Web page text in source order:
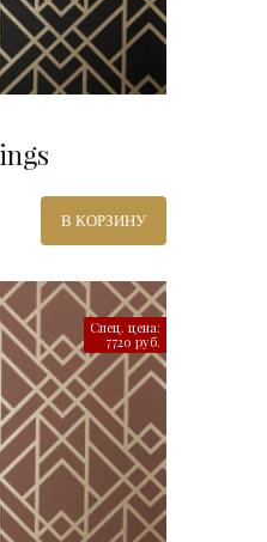
В КОРЗИНУ
Спец. цена:
7720 руб.